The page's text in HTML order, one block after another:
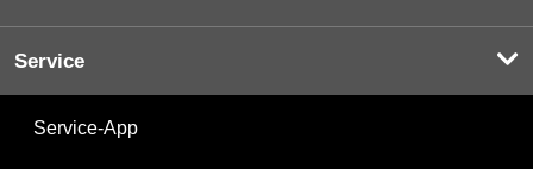
Service
Service-App